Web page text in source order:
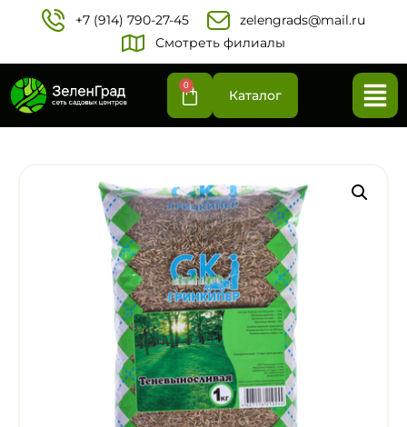
+7 (914) 790-27-45‬
zelengrads@mail.ru
Смотреть филиалы
0
Каталог